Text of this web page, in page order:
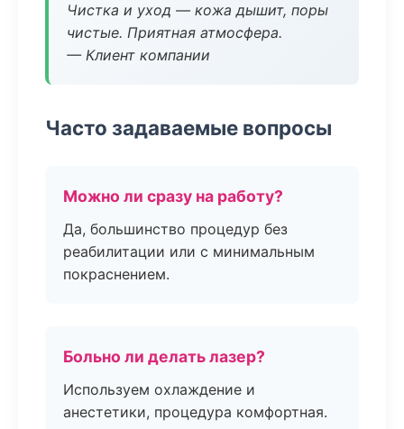
Чистка и уход — кожа дышит, поры
чистые. Приятная атмосфера.
— Клиент компании
Часто задаваемые вопросы
Можно ли сразу на работу?
Да, большинство процедур без
реабилитации или с минимальным
покраснением.
Больно ли делать лазер?
Используем охлаждение и
анестетики, процедура комфортная.